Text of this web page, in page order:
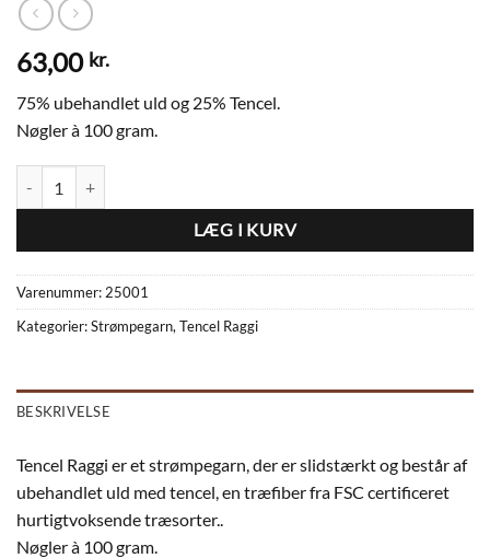
63,00 kr.
75% ubehandlet uld og 25% Tencel.
Nøgler à 100 gram.
LÆG I KURV
Varenummer:25001
Kategorier:Strømpegarn,Tencel Raggi
BESKRIVELSE
Tencel Raggi er et strømpegarn, der er slidstærkt og består af
ubehandlet uld med tencel, en træfiber fra FSC certificeret
hurtigtvoksende træsorter..
Nøgler à 100 gram.